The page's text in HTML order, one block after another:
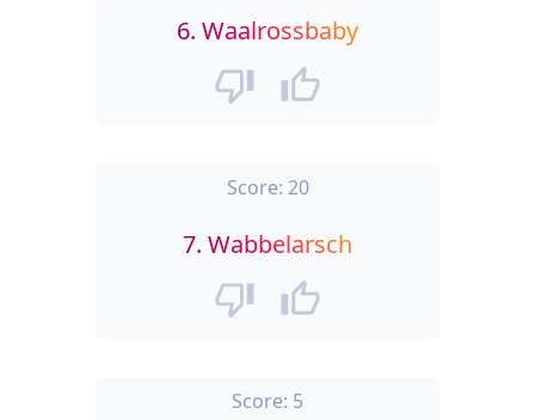
6. Waalrossbaby
Score: 20
7. Wabbelarsch
Score: 5